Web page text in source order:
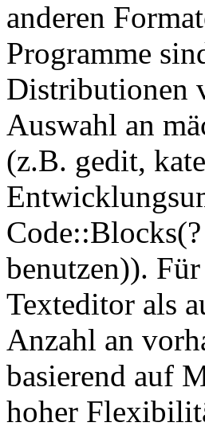
anderen
Programme
Distributionen
Auswahl an
(z.B. gedit,
benutzen)).
Texteditor als
Anzahl an
basierend auf
hoher